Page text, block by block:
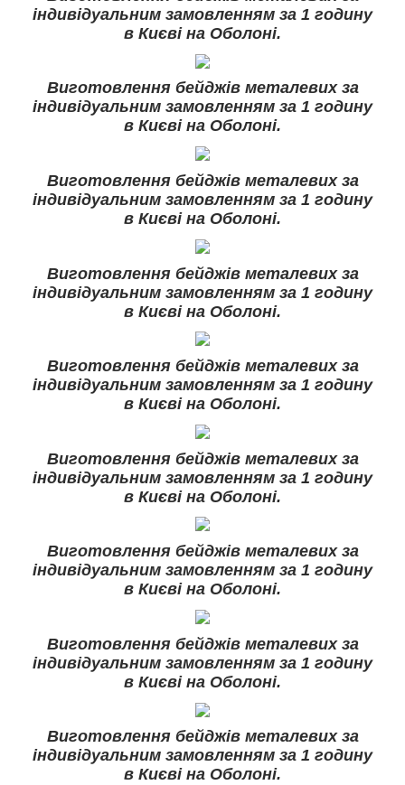
індивідуальним замовленням за 1 годину
в Києві на Оболоні.
Виготовлення бейджів металевих за
індивідуальним замовленням за 1 годину
в Києві на Оболоні.
Виготовлення бейджів металевих за
індивідуальним замовленням за 1 годину
в Києві на Оболоні.
Виготовлення бейджів металевих за
індивідуальним замовленням за 1 годину
в Києві на Оболоні.
Виготовлення бейджів металевих за
індивідуальним замовленням за 1 годину
в Києві на Оболоні.
Виготовлення бейджів металевих за
індивідуальним замовленням за 1 годину
в Києві на Оболоні.
Виготовлення бейджів металевих за
індивідуальним замовленням за 1 годину
в Києві на Оболоні.
Виготовлення бейджів металевих за
індивідуальним замовленням за 1 годину
в Києві на Оболоні.
Виготовлення бейджів металевих за
індивідуальним замовленням за 1 годину
в Києві на Оболоні.